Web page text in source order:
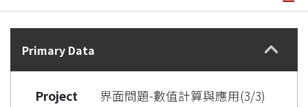
Statistics
Details
Primary Data
Project
界面問題-數值計算與應用(3/3)